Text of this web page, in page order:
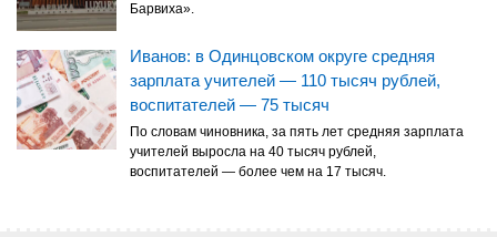
Барвиха».
Иванов: в Одинцовском округе средняя
зарплата учителей — 110 тысяч рублей,
воспитателей — 75 тысяч
По словам чиновника, за пять лет средняя зарплата
учителей выросла на 40 тысяч рублей,
воспитателей — более чем на 17 тысяч.